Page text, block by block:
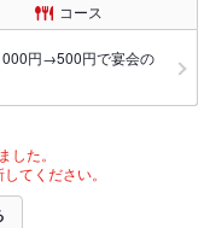
コース
円→500円で宴会の
した。
てください。